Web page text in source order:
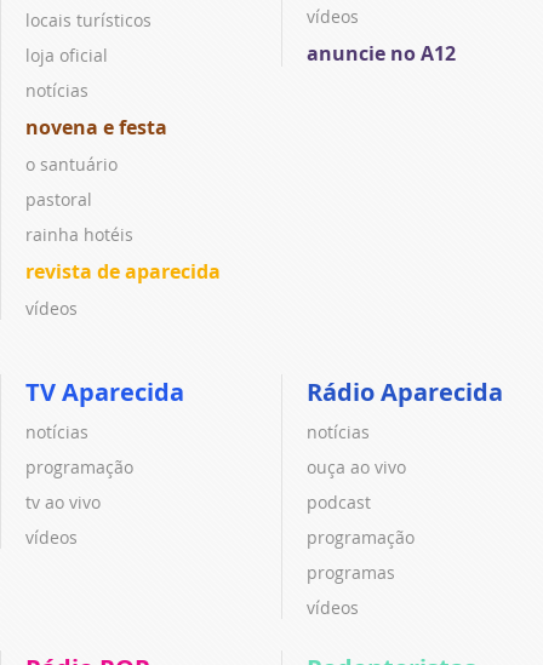
locais turísticos
loja oficial
notícias
novena e festa
o santuário
pastoral
rainha hotéis
revista de aparecida
vídeos
vídeos
anuncie no A12
TV Aparecida
notícias
programação
tv ao vivo
vídeos
Rádio Aparecida
notícias
ouça ao vivo
podcast
programação
programas
vídeos